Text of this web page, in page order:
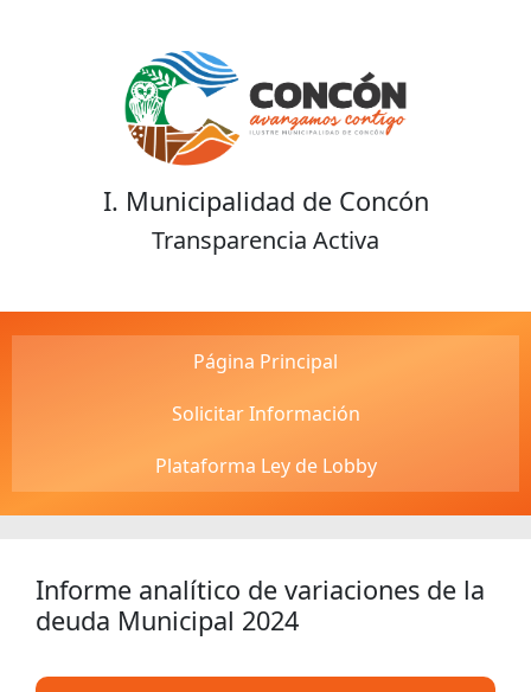
I. Municipalidad de Concón
Transparencia Activa
Página Principal
Solicitar Información
Plataforma Ley de Lobby
Informe analítico de variaciones de la
deuda Municipal 2024